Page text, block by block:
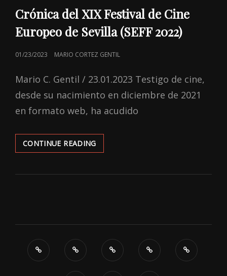
LINKS
Crónica del XIX Festival de Cine
Europeo de Sevilla (SEFF 2022)
POSTED
01/23/2023 MARIO CORTEZ GENTIL
Mario C. Gentil / 23.01.2023 Testigo de cine,
desde su nacimiento en diciembre de 2021
en formato web, ha acudido
CONTINUE READINGCRÓNICA
DEL
FESTIVAL
SEVILLA
(SEFF
2022)